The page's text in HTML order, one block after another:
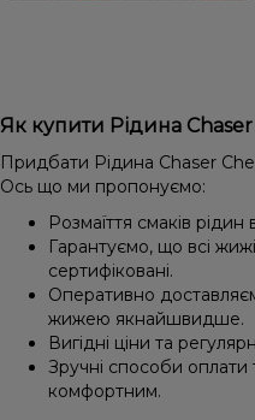
Як купити Рідина
Придбати Рідина Chaser
Ось що ми пропонуємо:
Розмаїття смаків
Гарантуємо, що всі
сертифіковані.
Оперативно
жижею якнайшвидше.
Вигідні ціни та
Зручні способи
комфортним.